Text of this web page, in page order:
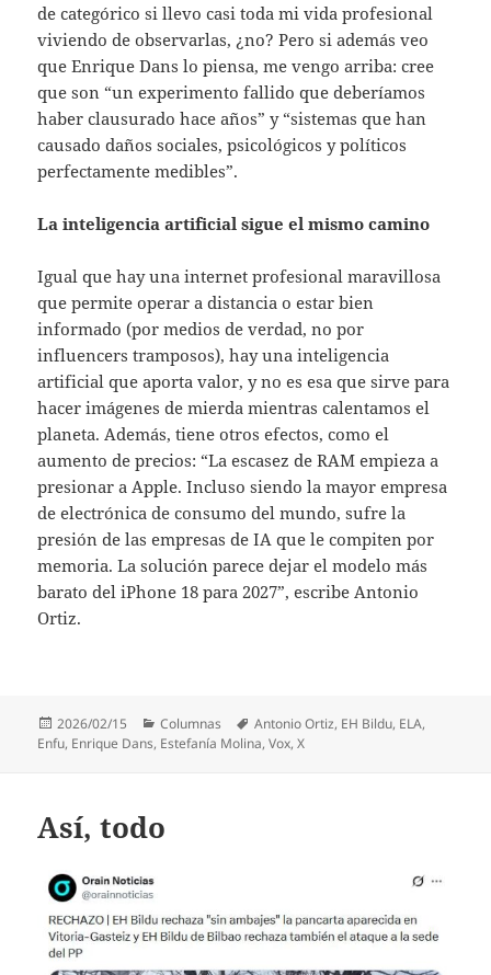
de categórico si llevo casi toda mi vida profesional
viviendo de observarlas, ¿no? Pero si además veo
que Enrique Dans lo piensa, me vengo arriba: cree
que son “un experimento fallido que deberíamos
haber clausurado hace años” y “sistemas que han
causado daños sociales, psicológicos y políticos
perfectamente medibles”.
La inteligencia artificial sigue el mismo camino
Igual que hay una internet profesional maravillosa
que permite operar a distancia o estar bien
informado (por medios de verdad, no por
influencers tramposos), hay una inteligencia
artificial que aporta valor, y no es esa que sirve para
hacer imágenes de mierda mientras calentamos el
planeta. Además, tiene otros efectos, como el
aumento de precios: “La escasez de RAM empieza a
presionar a Apple. Incluso siendo la mayor empresa
de electrónica de consumo del mundo, sufre la
presión de las empresas de IA que le compiten por
memoria. La solución parece dejar el modelo más
barato del iPhone 18 para 2027”, escribe Antonio
Ortiz.
Publicado
el
2026/02/15 Categorías
Columnas Etiquetas
Antonio Ortiz, EH Bildu, ELA,
Enfu, Enrique Dans, Estefanía Molina,Vox,X
Así, todo